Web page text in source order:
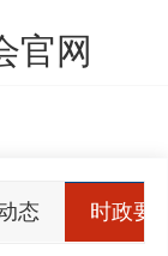
官网
态 时政要